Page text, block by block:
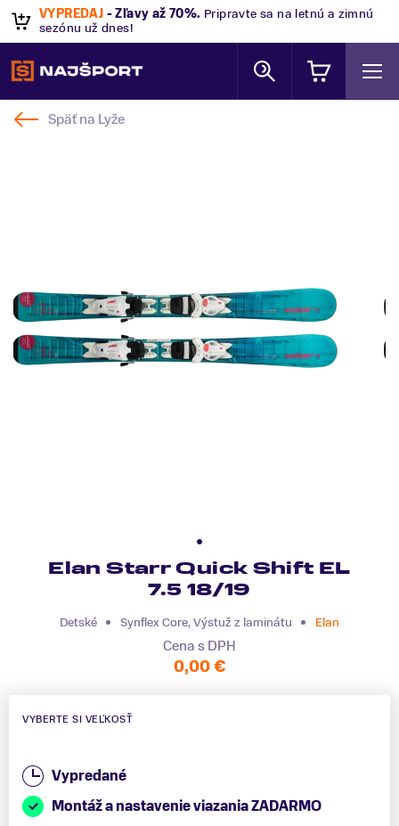
VÝPREDAJ - Zľavy až 70%. Pripravte sa na letnú a zimnú
sezónu už dnes!
Späť na Lyže
Elan Starr Quick Shift EL
7.5 18/19
Detské Synflex Core, Výstuž z laminátu Elan
Cena s DPH
0,00 €
VYBERTE SI VEĽKOSŤ
Vypredané
Montáž a nastavenie viazania ZADARMO